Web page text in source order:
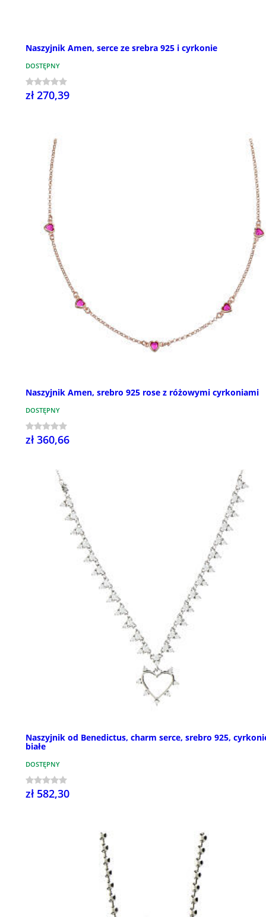
Naszyjnik Amen, serce ze srebra 925 i cyrkonie
DOSTĘPNY
zł 270,39
Naszyjnik Amen, srebro 925 rose z różowymi cyrkoniami
DOSTĘPNY
zł 360,66
Naszyjnik od Benedictus, charm serce, srebro 925,
białe
DOSTĘPNY
zł 582,30